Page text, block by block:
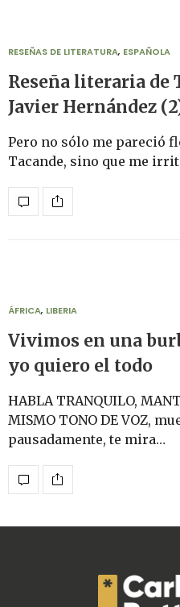
RESEÑAS DE LITERATURA, ESPAÑOLA
Reseña literaria de
Javier Hernández
Pero no sólo me pareció
Tacande, sino que me
ÁFRICA, LIBERIA
Vivimos en una
yo quiero el todo
HABLA TRANQUILO,
MISMO TONO DE VOZ,
pausadamente, te mira…